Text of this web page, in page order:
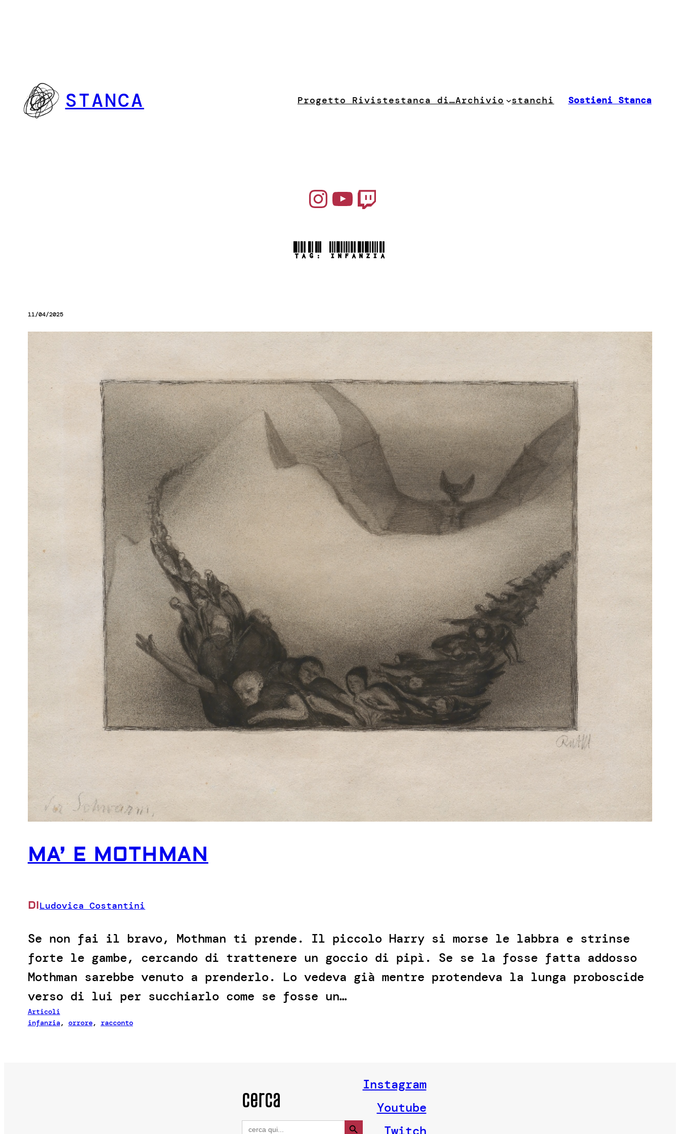
STANCA Progetto Rivistestanca di…Archivio stanchi Sostieni Stanca
Instagram YouTube Twitch
TAG: INFANZIA
11/04/2025
MA’ E MOTHMAN
DILudovica Costantini
Se non fai il bravo, Mothman ti prende. Il piccolo Harry si morse le labbra e strinse
forte le gambe, cercando di trattenere un goccio di pipì. Se se la fosse fatta addosso
Mothman sarebbe venuto a prenderlo. Lo vedeva già mentre protendeva la lunga proboscide
verso di lui per succhiarlo come se fosse un…
Articoli
infanzia, orrore, racconto
cerca
Search
for:
Search Button
Instagram
Youtube
Twitch